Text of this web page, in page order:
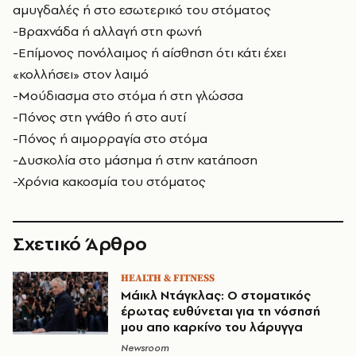
αμυγδαλές ή στο εσωτερικό του στόματος
-Βραχνάδα ή αλλαγή στη φωνή
-Επίμονος πονόλαιμος ή αίσθηση ότι κάτι έχει
«κολλήσει» στον λαιμό
-Μούδιασμα στο στόμα ή στη γλώσσα
-Πόνος στη γνάθο ή στο αυτί
-Πόνος ή αιμορραγία στο στόμα
-Δυσκολία στο μάσημα ή στην κατάποση
-Χρόνια κακοσμία του στόματος
Σχετικό Άρθρο
HEALTH & FITNESS
Μάικλ Ντάγκλας: Ο στοματικός
έρωτας ευθύνεται για τη νόσησή
μου απο καρκίνο του λάρυγγα
Newsroom